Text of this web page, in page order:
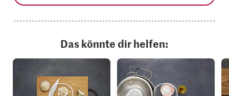
Das könnte dir helfen: